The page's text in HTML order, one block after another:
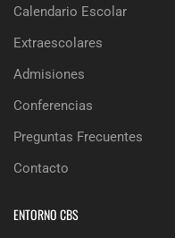
Calendario Escolar
Extraescolares
Admisiones
Conferencias
Preguntas Frecuentes
Contacto
ENTORNO CBS